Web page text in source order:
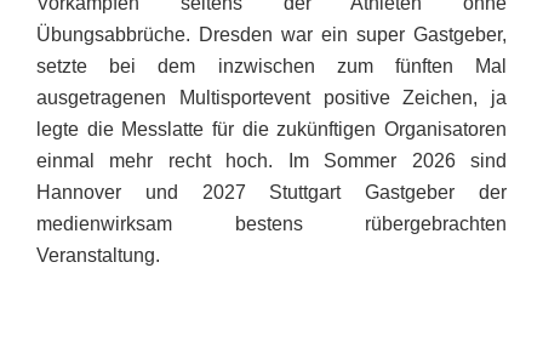
Übungsabbrüche. Dresden war ein super Gastgeber,
setzte bei dem inzwischen zum fünften Mal
ausgetragenen Multisportevent positive Zeichen, ja
legte die Messlatte für die zukünftigen Organisatoren
einmal mehr recht hoch. Im Sommer 2026 sind
Hannover und 2027 Stuttgart Gastgeber der
medienwirksam bestens rübergebrachten
Veranstaltung.